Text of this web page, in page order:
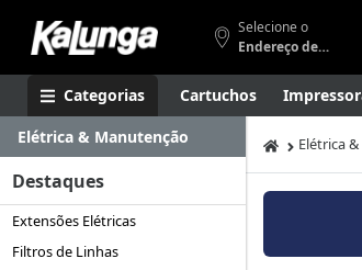
Selecione o
Endereço de entrega
Categorias Cartuchos
Apresentação Smartphones Artes
Elétrica & Manutenção
Destaques
Extensões Elétricas
Filtros de Linhas
Elétrica